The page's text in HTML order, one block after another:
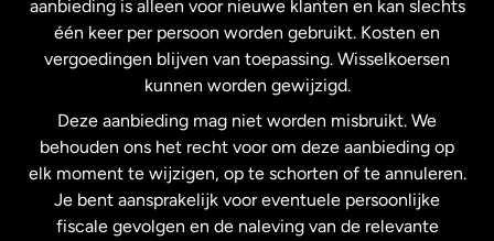
Nederland
Nieuw-Zeeland
Spanje
aanbieding is alleen voor nieuwe klanten en kan slechts
één keer per persoon worden gebruikt. Kosten en
vergoedingen blijven van toepassing. Wisselkoersen
kunnen worden gewijzigd.
Deze aanbieding mag niet worden misbruikt. We
behouden ons het recht voor om deze aanbieding op
elk moment te wijzigen, op te schorten of te annuleren.
Je bent aansprakelijk voor eventuele persoonlijke
fiscale gevolgen en de naleving van de relevante